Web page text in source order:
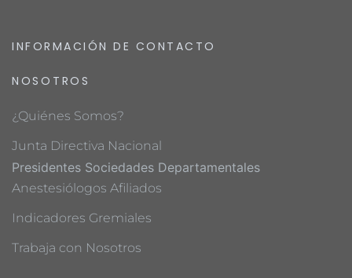
INFORMACIÓN DE CONTACTO
NOSOTROS
¿Quiénes Somos?
Junta Directiva Nacional
Presidentes Sociedades Departamentales
Anestesiólogos Afiliados
Indicadores Gremiales
Trabaja con Nosotros